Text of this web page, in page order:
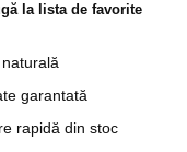
la lista de favorite
garantată
rapidă din stoc